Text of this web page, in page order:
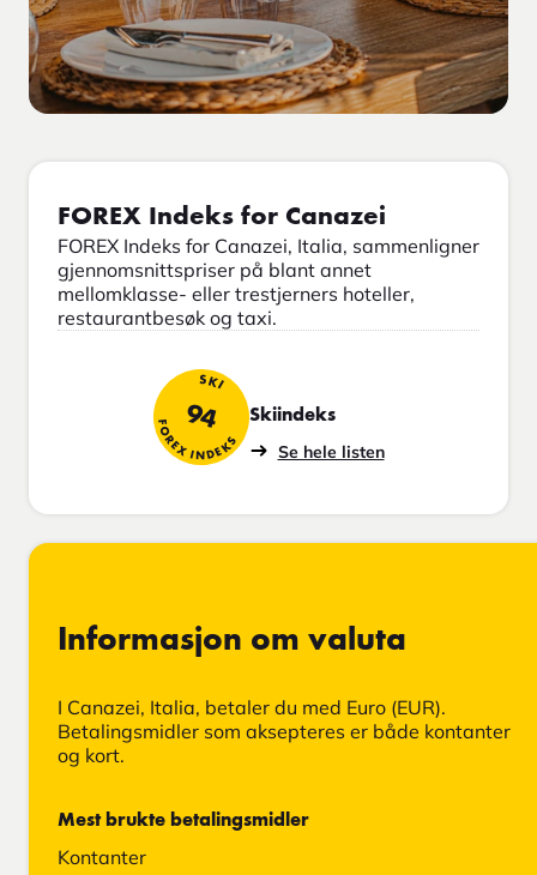
FOREX Indeks for Canazei
FOREX Indeks for Canazei, Italia, sammenligner
gjennomsnittspriser på blant annet
mellomklasse- eller trestjerners hoteller,
restaurantbesøk og taxi.
SKI
94
FOREX INDEKS Skiindeks
Se hele listen
Informasjon om valuta
I Canazei, Italia, betaler du med Euro (EUR).
Betalingsmidler som aksepteres er både kontanter
og kort.
Mest brukte betalingsmidler
Kontanter